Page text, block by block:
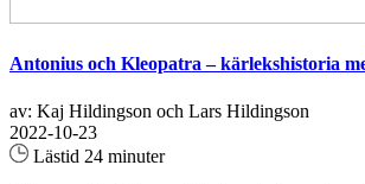
Antonius och Kleopatra – kärlekshistoria
av: Kaj Hildingson och Lars Hildingson
2022-10-23
Lästid 24 minuter